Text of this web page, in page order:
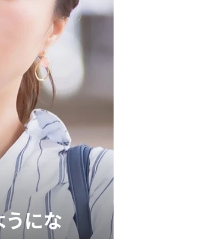
うにな